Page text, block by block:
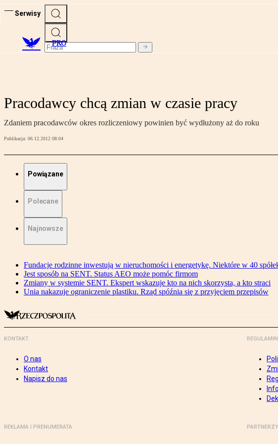
Serwisy
PRO
Pracodawcy chcą zmian w czasie pracy
Zdaniem pracodawców okres rozliczeniowy powinien być wydłużony aż do roku
Publikacja: 06.12.2012 08:04
Powiązane
Polecane
Najnowsze
Fundacje rodzinne inwestują w nieruchomości i energetykę. Niektóre w 40
Jest sposób na SENT. Status AEO może pomóc firmom
Zmiany w systemie SENT. Ekspert wskazuje kto na nich skorzysta, a kto straci
Unia nakazuje ograniczenie plastiku. Rząd spóźnia się z przyjęciem przepisów
KONTAKT
O nas
Kontakt
Napisz do nas
REGULAMIN
REKLAMA I PRENUMERATA PARTNERZY